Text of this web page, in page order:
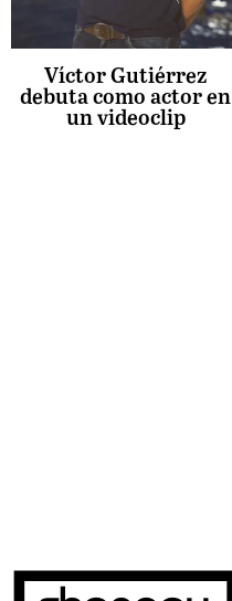
Víctor Gutiérrez
debuta como actor en
un videoclip